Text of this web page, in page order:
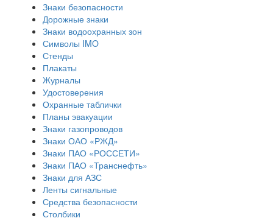
Знаки безопасности
Дорожные знаки
Знаки водоохранных зон
Символы IMO
Стенды
Плакаты
Журналы
Удостоверения
Охранные таблички
Планы эвакуации
Знаки газопроводов
Знаки ОАО «РЖД»
Знаки ПАО «РОССЕТИ»
Знаки ПАО «Транснефть»
Знаки для АЗС
Ленты сигнальные
Средства безопасности
Столбики